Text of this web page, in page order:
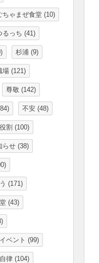
ちゃまぜ食堂 (10)
るっち (41)
杉浦 (9)
場 (121)
尊敬 (142)
不安 (48)
割 (100)
らせ (38)
(171)
(43)
イベント (99)
自律 (104)